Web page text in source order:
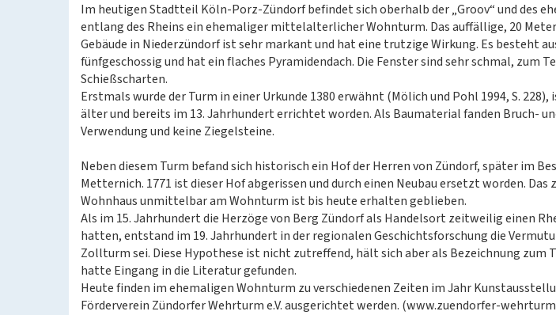
Im heutigen Stadtteil Köln-Porz-Zündorf befindet sich oberhalb der „Groov“ und des
entlang des Rheins ein ehemaliger mittelalterlicher Wohnturm. Das auffällige, 20
Gebäude in Niederzündorf ist sehr markant und hat eine trutzige Wirkung. Es besteht
fünfgeschossig und hat ein flaches Pyramidendach. Die Fenster sind sehr schmal, zum
Schießscharten.
Erstmals wurde der Turm in einer Urkunde 1380 erwähnt (Mölich und Pohl 1994, S.
älter und bereits im 13. Jahrhundert errichtet worden. Als Baumaterial fanden Bruch-
Verwendung und keine Ziegelsteine.
Neben diesem Turm befand sich historisch ein Hof der Herren von Zündorf, später im
Metternich. 1771 ist dieser Hof abgerissen und durch einen Neubau ersetzt worden. Das
Wohnhaus unmittelbar am Wohnturm ist bis heute erhalten geblieben.
Als im 15. Jahrhundert die Herzöge von Berg Zündorf als Handelsort zeitweilig einen
hatten, entstand im 19. Jahrhundert in der regionalen Geschichtsforschung die
Zollturm sei. Diese Hypothese ist nicht zutreffend, hält sich aber als Bezeichnung zum
hatte Eingang in die Literatur gefunden.
Heute finden im ehemaligen Wohnturm zu verschiedenen Zeiten im Jahr
Förderverein Zündorfer Wehrturm e.V. ausgerichtet werden. (www.zuendorfer-